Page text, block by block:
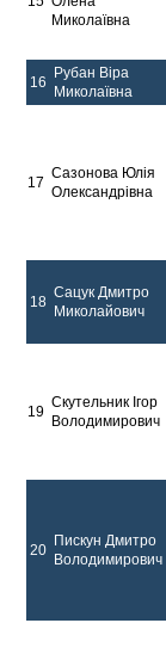
Миколаївна
16
Рубан Віра
Миколаївна
17
Сазонова Юлія
Олександрівна
18
Сацук Дмитро
Миколайович
19
Скутельник Ігор
Володимирович
20
Пискун Дмитро
Володимирович